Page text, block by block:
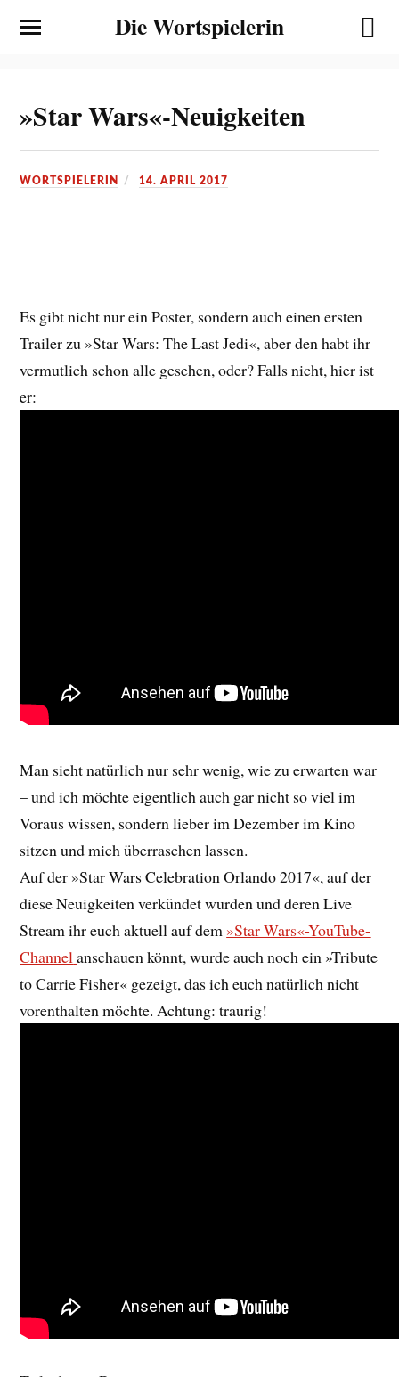
Die Wortspielerin
»Star Wars«-Neuigkeiten
WORTSPIELERIN 14. APRIL 2017
Es gibt nicht nur ein Poster, sondern auch einen ersten
Trailer zu »Star Wars: The Last Jedi«, aber den habt ihr
vermutlich schon alle gesehen, oder? Falls nicht, hier ist
er:
Man sieht natürlich nur sehr wenig, wie zu erwarten war
– und ich möchte eigentlich auch gar nicht so viel im
Voraus wissen, sondern lieber im Dezember im Kino
sitzen und mich überraschen lassen.
Auf der »Star Wars Celebration Orlando 2017«, auf der
diese Neuigkeiten verkündet wurden und deren Live
Stream ihr euch aktuell auf dem »Star Wars«-YouTube-
Channelanschauen könnt, wurde auch noch ein »Tribute
to Carrie Fisher« gezeigt, das ich euch natürlich nicht
vorenthalten möchte. Achtung: traurig!